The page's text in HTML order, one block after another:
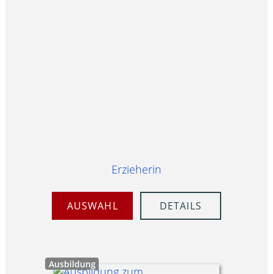
Erzieherin
AUSWAHL DETAILS
Ausbildung